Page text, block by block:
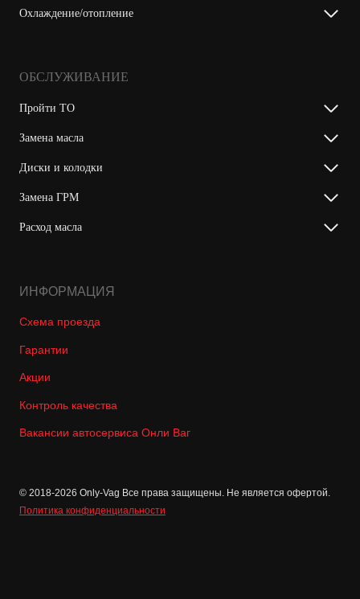
Охлаждение/отопление
ОБСЛУЖИВАНИЕ
Пройти ТО
Замена масла
Диски и колодки
Замена ГРМ
Расход масла
ИНФОРМАЦИЯ
Схема проезда
Гарантии
Акции
Контроль качества
Вакансии автосервиса Онли Ваг
© 2018-2026 Only-Vag Все права защищены. Не является офертой.
Политика конфиденциальности